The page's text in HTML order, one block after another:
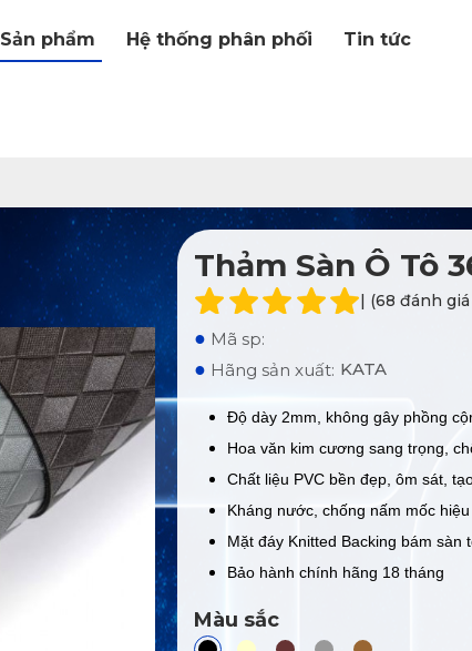
Sản phẩm Hệ thống phân phối Tin tức
Thảm Sàn Ô Tô
| (68 đánh
● Mã sp:
● Hãng sản xuất: KATA
Độ dày 2mm, không gây phồng
Hoa văn kim cương sang trọng,
Chất liệu PVC bền đẹp, ôm sát,
Kháng nước, chống nấm mốc
Mặt đáy Knitted Backing bám sàn
Bảo hành chính hãng 18 tháng
Màu sắc